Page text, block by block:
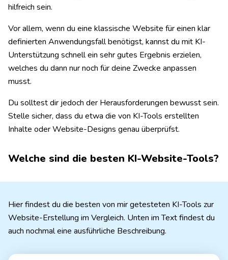
hilfreich sein.
Vor allem, wenn du eine klassische Website für einen klar
definierten Anwendungsfall benötigst, kannst du mit KI-
Unterstützung schnell ein sehr gutes Ergebnis erzielen,
welches du dann nur noch für deine Zwecke anpassen
musst.
Du solltest dir jedoch der Herausforderungen bewusst sein.
Stelle sicher, dass du etwa die von KI-Tools erstellten
Inhalte oder Website-Designs genau überprüfst.
Welche sind die besten KI-Website-Tools?
Hier findest du die besten von mir getesteten KI-Tools zur
Website-Erstellung im Vergleich. Unten im Text findest du
auch nochmal eine ausführliche Beschreibung.